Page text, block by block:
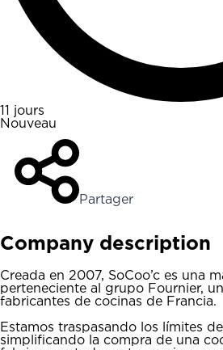
11 jours
Nouveau
Partager
Company description
Creada en 2007, SoCoo’c es una
perteneciente al grupo Fournier,
fabricantes de cocinas de Francia.
Estamos traspasando los límites
simplificando la compra de una